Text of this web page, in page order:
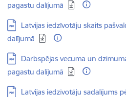
pagastu dalījumā
Lejupielādēt:
Latvijas iedzīvotāju skaits
dalījumā
Lejupielādēt:
Darbspējas vecuma un
pagastu dalījumā
Lejupielādēt:
Latvijas iedzīvotāju sadalījums